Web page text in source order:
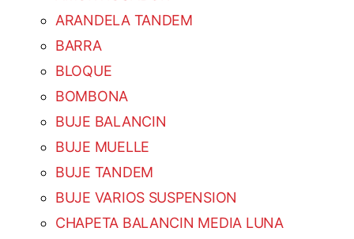
ARANDELA TANDEM
BARRA
BLOQUE
BOMBONA
BUJE BALANCIN
BUJE MUELLE
BUJE TANDEM
BUJE VARIOS SUSPENSION
CHAPETA BALANCIN MEDIA LUNA